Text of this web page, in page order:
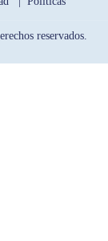
reservados.